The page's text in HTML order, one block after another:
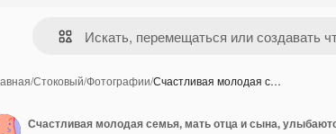
/Стоковый/Фотографии/Счастливая молодая с…